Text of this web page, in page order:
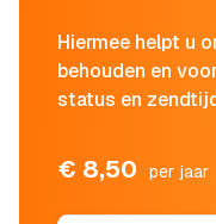
Hiermee helpt u
behouden en
status en
€ 8,50 per jaar